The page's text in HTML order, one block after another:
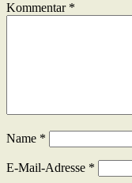
Kommentar *
Name *
E-Mail-Adresse *